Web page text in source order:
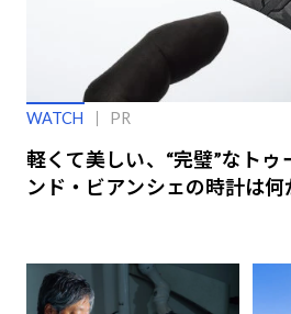
WATCH PR
軽くて美しい、“完璧”なトゥ
ンド・ビアンシェの時計は何